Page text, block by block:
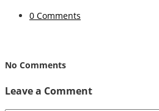
0 Comments
No Comments
Leave a Comment